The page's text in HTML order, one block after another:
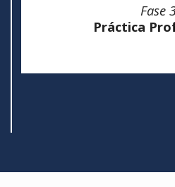
Fase
Práctica